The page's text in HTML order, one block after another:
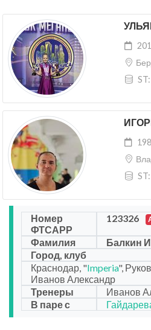
ST:
ST:
Номер
ФТСАРР
123326
Фамилия
Балкин
Город, клуб
Краснодар, "Imperia",
Иванов Александр
Тренеры
Иванов
В паре с